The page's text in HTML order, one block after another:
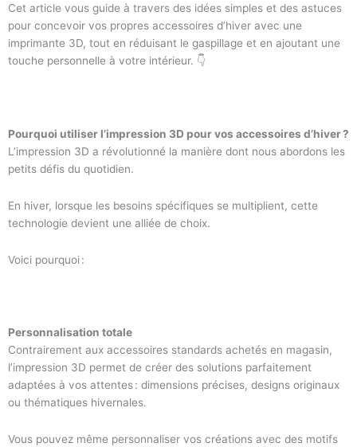
Cet article vous guide à travers des idées simples et des astuces
pour concevoir vos propres accessoires d’hiver avec une
imprimante 3D, tout en réduisant le gaspillage et en ajoutant une
touche personnelle à votre intérieur. 👇
Pourquoi utiliser l’impression 3D pour vos accessoires d’hiver ?
L’impression 3D a révolutionné la manière dont nous abordons les
petits défis du quotidien.
En hiver, lorsque les besoins spécifiques se multiplient, cette
technologie devient une alliée de choix.
Voici pourquoi :
Personnalisation totale
Contrairement aux accessoires standards achetés en magasin,
l’impression 3D permet de créer des solutions parfaitement
adaptées à vos attentes : dimensions précises, designs originaux
ou thématiques hivernales.
Vous pouvez même personnaliser vos créations avec des motifs